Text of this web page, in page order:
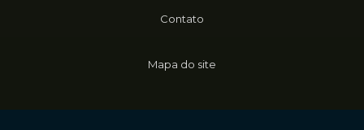
Contato
Mapa do site